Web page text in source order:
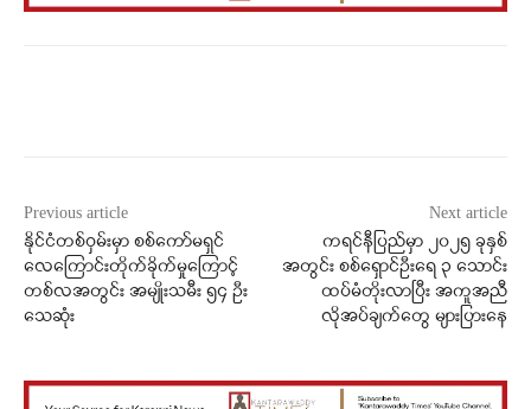
Previous article
နိုင်ငံတစ်ဝှမ်းမှာ စစ်ကော်မရှင်
လေကြောင်းတိုက်ခိုက်မှုကြောင့်
တစ်လအတွင်း အမျိုးသမီး ၅၄ ဦး
သေဆုံး
Next article
ကရင်နီပြည်မှာ ၂၀၂၅ ခုနှစ်
အတွင်း စစ်ရှောင်ဦးရေ ၃ သောင်း
ထပ်မံတိုးလာပြီး အကူအညီ
လိုအပ်ချက်တွေ များပြားနေ